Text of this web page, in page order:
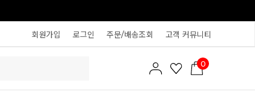
회원가입 로그인 주문/배송조회 고객 커뮤니티
0